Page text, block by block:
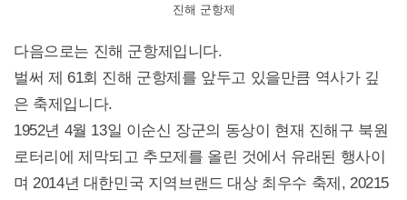
진해 군항제
다음으로는 진해 군항제입니다.
벌써 제 61회 진해 군항제를 앞두고 있을만큼 역사가 깊
은 축제입니다.
1952년 4월 13일 이순신 장군의 동상이 현재 진해구 북원
로터리에 제막되고 추모제를 올린 것에서 유래된 행사이
며 2014년 대한민국 지역브랜드 대상 최우수 축제, 20215